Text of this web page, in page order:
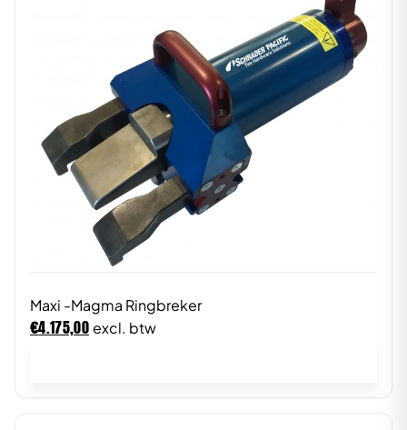
Maxi -Magma Ringbreker
€4.175,00 excl. btw